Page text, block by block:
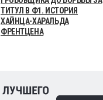
ТИТУЛ В Ф1. ИСТОРИЯ
ХАЙНЦА-ХАРАЛЬДА
ФРЕНТЦЕНА